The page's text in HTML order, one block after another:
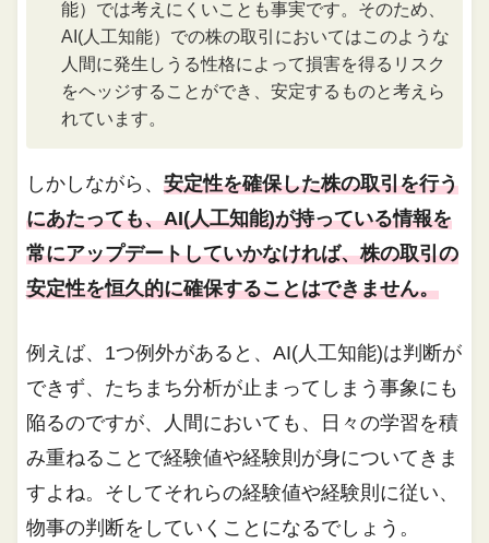
能）では考えにくいことも事実です。そのため、
AI(人工知能）での株の取引においてはこのような
人間に発生しうる性格によって損害を得るリスク
をヘッジすることができ、安定するものと考えら
れています。
しかしながら、安定性を確保した株の取引を行う
にあたっても、AI(人工知能)が持っている情報を
常にアップデートしていかなければ、株の取引の
安定性を恒久的に確保することはできません。
例えば、1つ例外があると、AI(人工知能)は判断が
できず、たちまち分析が止まってしまう事象にも
陥るのですが、人間においても、日々の学習を積
み重ねることで経験値や経験則が身についてきま
すよね。そしてそれらの経験値や経験則に従い、
物事の判断をしていくことになるでしょう。